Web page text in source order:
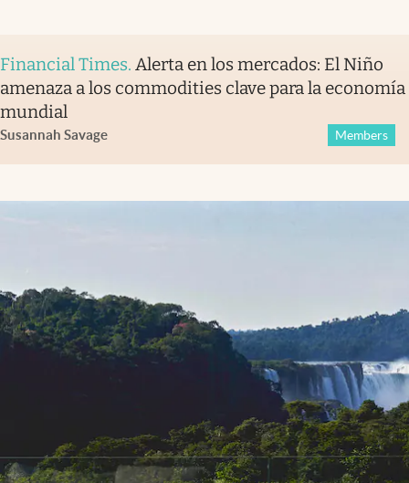
Financial Times. Alerta en los mercados: El Niño
amenaza a los commodities clave para la economía
mundial
Susannah Savage Members